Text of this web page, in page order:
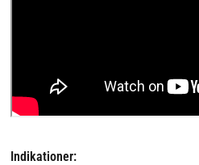
Indikationer: